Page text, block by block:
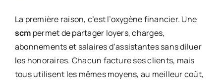
La première raison, c’est l’oxygène financier. Une
scm permet de partager loyers, charges,
abonnements et salaires d’assistantes sans diluer
les honoraires. Chacun facture ses clients, mais
tous utilisent les mêmes moyens, au meilleur coût,